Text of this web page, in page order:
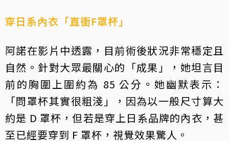
穿日系內衣「直衝F罩杯」
阿諾在影片中透露，目前術後狀況非常穩定且
自然。針對大眾最關心的「成果」，她坦言目
前的胸圍上圍約為 85 公分。她幽默表示：
「問罩杯其實很粗淺」，因為以一般尺寸算大
約是 D 罩杯，但若是穿上日系品牌的內衣，甚
至已經要穿到 F 罩杯，視覺效果驚人。